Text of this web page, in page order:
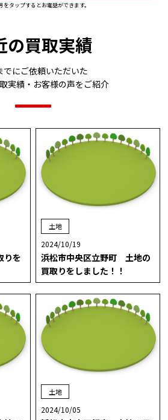
タップするとお電話ができます。
の買取実績
でにご依頼いただいた
実績・お客様の声をご紹介
りを
土地
2024/10/19
浜松市中央区立野町 土地の
買取りをしました！！
土地
2024/10/05